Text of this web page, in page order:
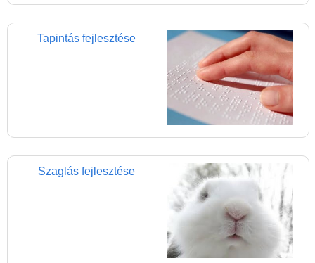
Tapintás fejlesztése
Szaglás fejlesztése
Iskolaszerek
Kerti játékok
Kreatív játék
Könyv
Licenszes TOP
gyerekajándékok
LOGICO
LÜK
Magyar játékok
Montessori játékok